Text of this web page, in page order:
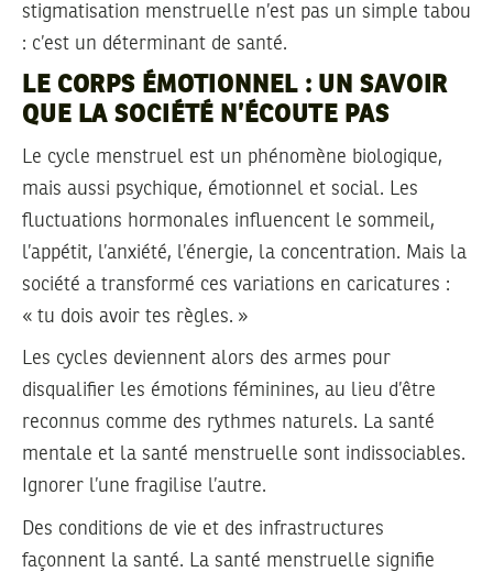
stigmatisation menstruelle n’est pas un simple tabou
: c’est un déterminant de santé.
LE CORPS ÉMOTIONNEL : UN SAVOIR
QUE LA SOCIÉTÉ N’ÉCOUTE PAS
Le cycle menstruel est un phénomène biologique,
mais aussi psychique, émotionnel et social. Les
fluctuations hormonales influencent le sommeil,
l’appétit, l’anxiété, l’énergie, la concentration. Mais la
société a transformé ces variations en caricatures :
« tu dois avoir tes règles. »
Les cycles deviennent alors des armes pour
disqualifier les émotions féminines, au lieu d’être
reconnus comme des rythmes naturels. La santé
mentale et la santé menstruelle sont indissociables.
Ignorer l’une fragilise l’autre.
Des conditions de vie et des infrastructures
façonnent la santé. La santé menstruelle signifie